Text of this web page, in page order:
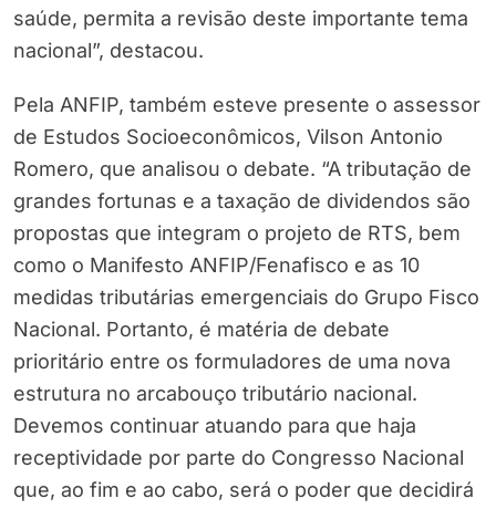
saúde, permita a revisão deste importante tema
nacional”, destacou.
Pela ANFIP, também esteve presente o assessor
de Estudos Socioeconômicos, Vilson Antonio
Romero, que analisou o debate. “A tributação de
grandes fortunas e a taxação de dividendos são
propostas que integram o projeto de RTS, bem
como o Manifesto ANFIP/Fenafisco e as 10
medidas tributárias emergenciais do Grupo Fisco
Nacional. Portanto, é matéria de debate
prioritário entre os formuladores de uma nova
estrutura no arcabouço tributário nacional.
Devemos continuar atuando para que haja
receptividade por parte do Congresso Nacional
que, ao fim e ao cabo, será o poder que decidirá